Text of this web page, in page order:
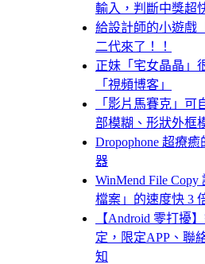
輸入，判斷中獎超
給設計師的小遊戲
二代來了！！
正妹「宅女晶晶」
「視頻博客」
「影片馬賽克」可
部模糊、形狀外框
Dropophone 超療
器
WinMend File
檔案」的速度快 3
【Android 零打擾
定，限定APP、聯
知